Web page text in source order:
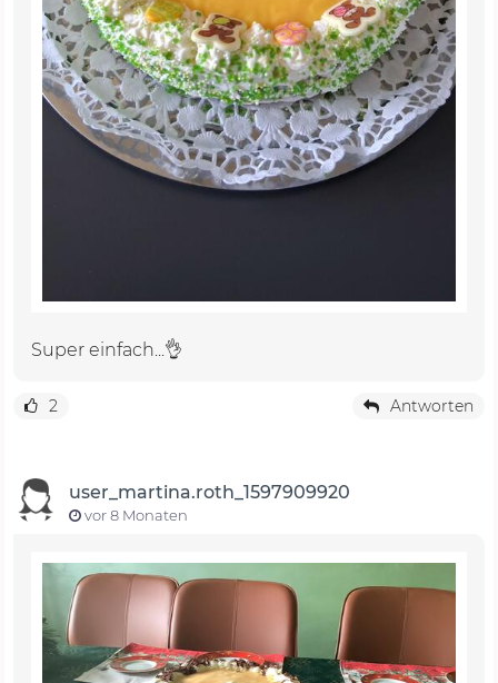
Super einfach...👌
2 Antworten
user_martina.roth_1597909920
vor 8 Monaten